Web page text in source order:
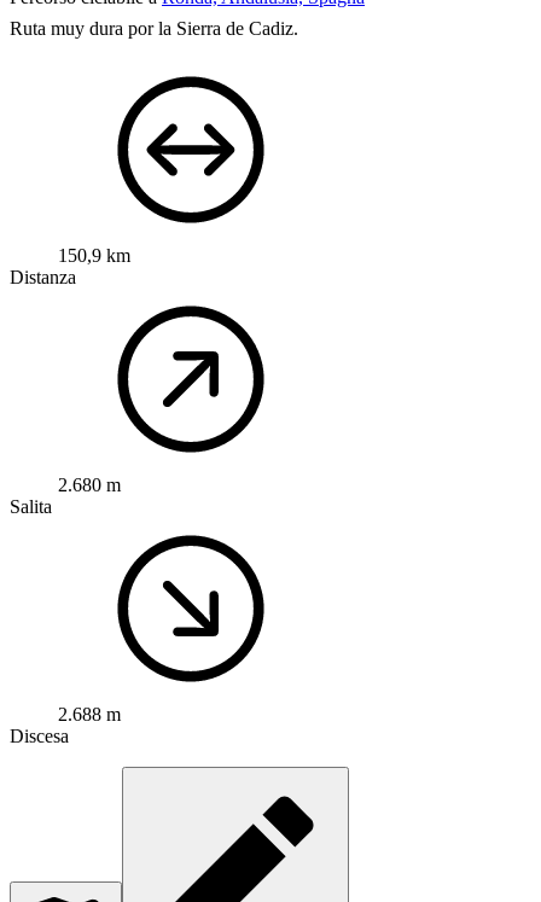
Ruta muy dura por la Sierra de Cadiz.
150,9 km
Distanza
2.680 m
Salita
2.688 m
Discesa